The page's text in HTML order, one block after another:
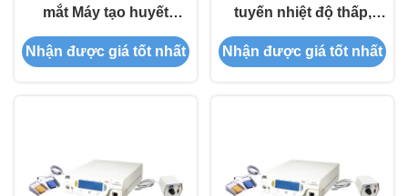
mắt Máy tạo huyết
tương cho ung thư biểu
mô tế bào vảy giác mạc
Nhận được giá tốt nhất
tuyến nhiệt độ thấp,
máy phát plasma cho
virus Papilloma
Nhận được giá tốt nhất